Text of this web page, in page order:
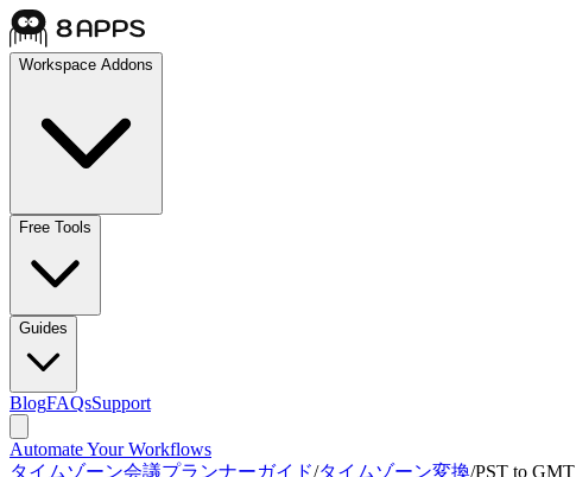
Workspace Addons
Free Tools
Guides
BlogFAQsSupport
Automate Your Workflows
タイムゾーン会議プランナーガイド/タイムゾーン変換/PST to GMT